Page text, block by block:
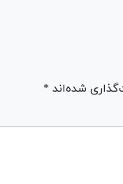
شده‌اند *